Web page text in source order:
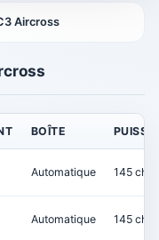
Aircross
BOÎTE
Automatique 145 ch
Automatique 145 ch